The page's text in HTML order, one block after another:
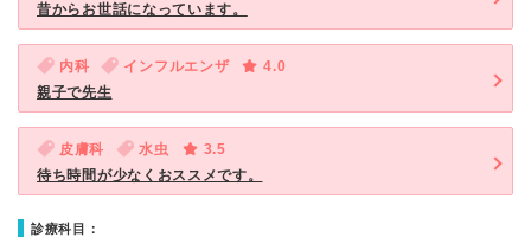
昔からお世話になっています。
内科 インフルエンザ
4.0
親子で先生
皮膚科 水虫
3.5
待ち時間が少なくおススメです。
診療科目：